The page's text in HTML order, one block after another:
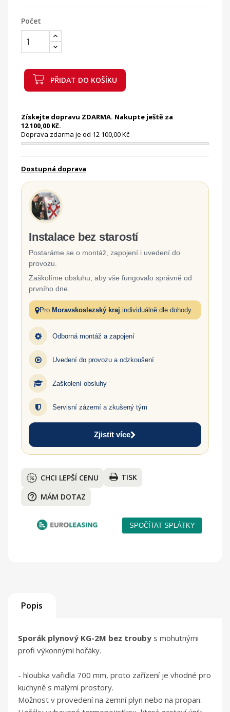
Počet
PŘIDAT DO KOŠÍKU
Získejte dopravu ZDARMA. Nakupte ještě za
12 100,00 Kč.
Doprava zdarma je od 12 100,00 Kč
Dostupná doprava
Instalace bez starostí
Postaráme se o montáž, zapojení i uvedení do
provozu.
Zaškolíme obsluhu, aby vše fungovalo správně od
prvního dne.
Pro Moravskoslezský kraj individuálně dle dohody.
Odborná montáž a zapojení
Uvedení do provozu a odzkoušení
Zaškolení obsluhy
Servisní zázemí a zkušený tým
Zjistit více
CHCI LEPŠÍ CENU TISK
help_outline MÁM DOTAZ
Popis
Sporák plynový KG-2M bez trouby s mohutnými
profi výkonnými hořáky.
- hloubka vařidla 700 mm, proto zařízení je vhodné pro
kuchyně s malými prostory.
Možnost v provedení na zemní plyn nebo na propan.